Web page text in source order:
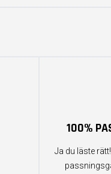
100%
Ja du läste